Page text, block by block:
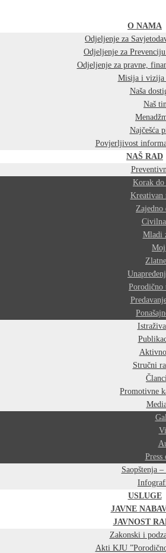
O NAMA
Odjeljenje za
Odjeljenje za
Odjeljenje za pravne,
Misija i vizija
Naša
Naš
Najčešća
Povjerljivost
NAŠ RAD
Korak
Kreativan
Zajedno
Mladi
Porodično
Stručni
Promotivne
Saopštenja
USLUGE
JAVNE
JAVNOST
Zakonski i
Akti KJU